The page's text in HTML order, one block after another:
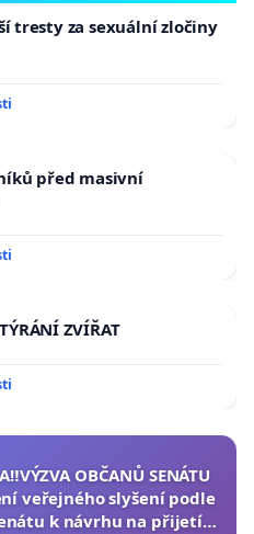
tresty za sexuální zločiny
před masivní
ZVÍŘAT
OBČANŮ SENÁTU
veřejného slyšení podle
k návrhu na přijetí